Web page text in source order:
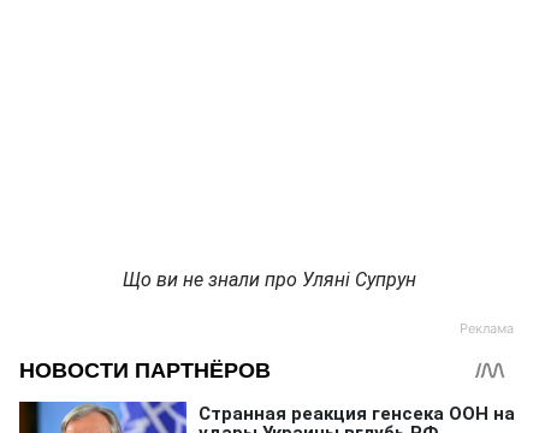
Що ви не знали про Уляні Супрун